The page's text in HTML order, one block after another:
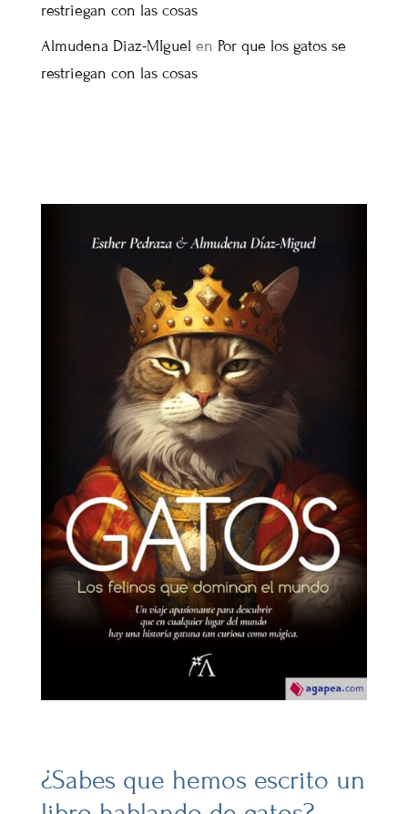
restriegan con las cosas
Almudena Diaz-MIguel en Por que los gatos se
restriegan con las cosas
¿Sabes que hemos escrito un